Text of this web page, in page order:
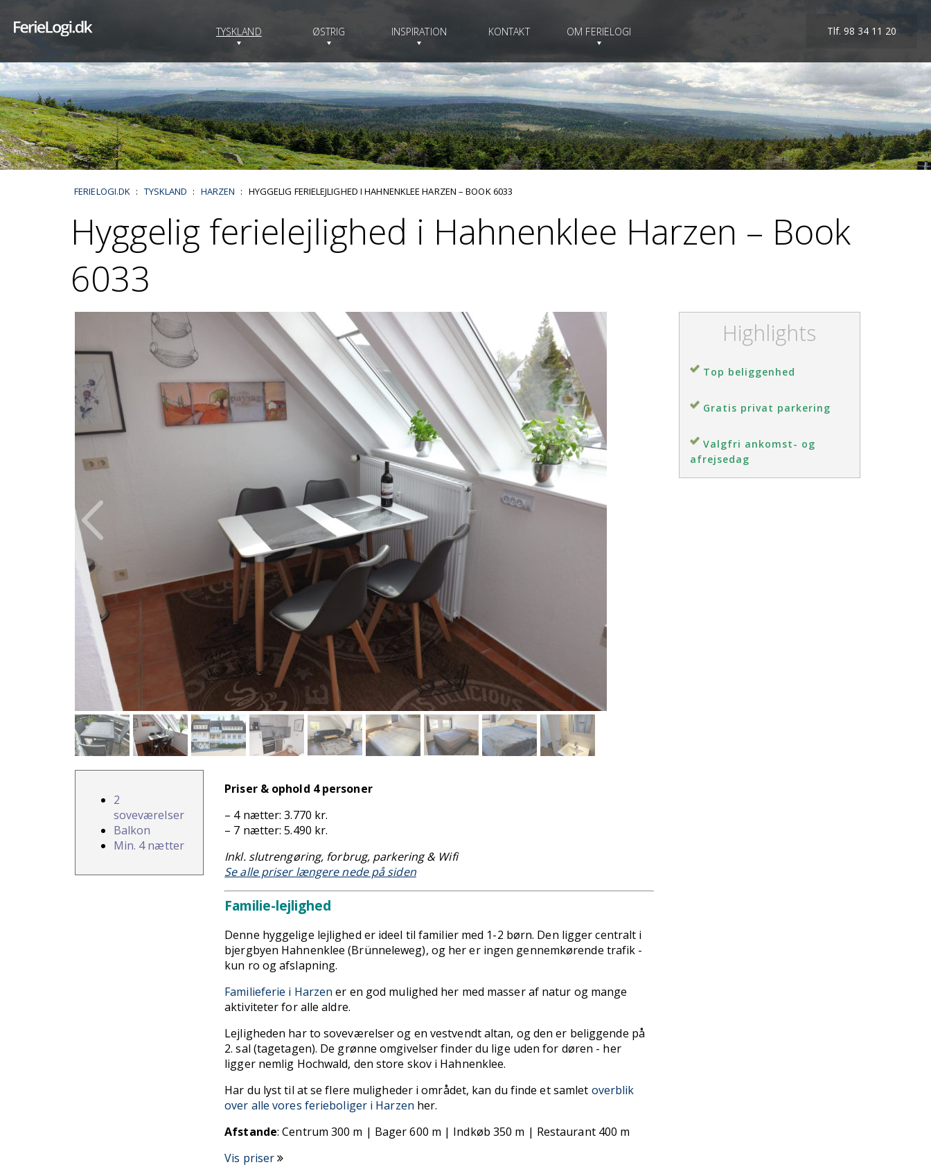
TYSKLAND ØSTRIG INSPIRATION KONTAKT OM FERIELOGI Tlf. 98 34 11 20
FERIELOGI.DK : TYSKLAND : HARZEN : HYGGELIG FERIELEJLIGHED I HAHNENKLEE HARZEN – BOOK 6033
Hyggelig ferielejlighed i Hahnenklee Harzen – Book
6033
2
soveværelser
Balkon
Min. 4 nætter
Priser & ophold 4 personer
– 4 nætter: 3.770 kr.
– 7 nætter: 5.490 kr.
Inkl. slutrengøring, forbrug, parkering & Wifi
Se alle priser længere nede på siden
Familie-lejlighed
Denne hyggelige lejlighed er ideel til familier med 1-2 børn. Den ligger centralt i
bjergbyen Hahnenklee (Brünneleweg), og her er ingen gennemkørende trafik -
kun ro og afslapning.
Familieferie i Harzen er en god mulighed her med masser af natur og mange
aktiviteter for alle aldre.
Lejligheden har to soveværelser og en vestvendt altan, og den er beliggende på
2. sal (tagetagen). De grønne omgivelser finder du lige uden for døren - her
ligger nemlig Hochwald, den store skov i Hahnenklee.
Har du lyst til at se flere muligheder i området, kan du finde et samlet overblik
over alle vores ferieboliger i Harzen her.
Afstande: Centrum 300 m | Bager 600 m | Indkøb 350 m | Restaurant 400 m
Vis priser
Highlights
Top beliggenhed
Gratis privat parkering
Valgfri ankomst- og
afrejsedag